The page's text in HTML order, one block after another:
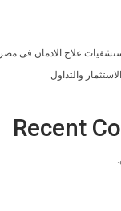
علاج الادمان فى مصر
والتداول
Recent